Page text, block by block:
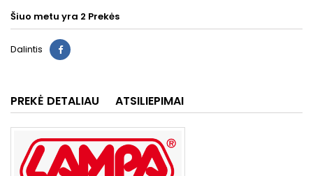
Šiuo metu yra 2 Prekės
Dalintis
PREKĖ DETALIAU ATSILIEPIMAI